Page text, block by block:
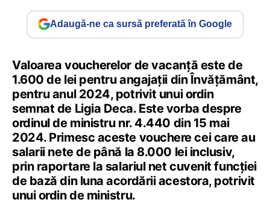
Adaugă-ne ca sursă preferată în Google
Valoarea voucherelor de vacanță este de
1.600 de lei pentru angajații din Învățământ,
pentru anul 2024, potrivit unui ordin
semnat de Ligia Deca. Este vorba despre
ordinul de ministru nr. 4.440 din 15 mai
2024. Primesc aceste vouchere cei care au
salarii nete de până la 8.000 lei inclusiv,
prin raportare la salariul net cuvenit funcției
de bază din luna acordării acestora, potrivit
unui ordin de ministru.